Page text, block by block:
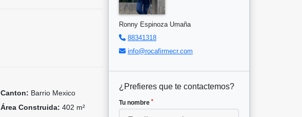
Canton: Barrio Mexico
Área Construida: 402 m²
Ronny Espinoza Umaña
88341318
info@rocafirmecr.com
¿Prefieres que te contactemos?
Tu nombre *